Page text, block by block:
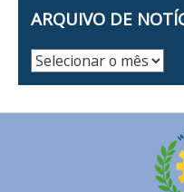
ARQUIVO DE
Arquivo